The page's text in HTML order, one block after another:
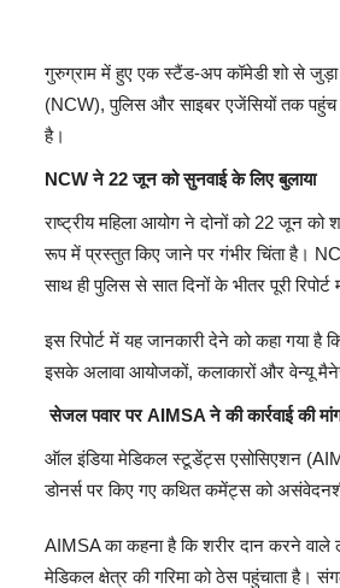
गुरुग्राम में हुए एक स्टैंड-अप कॉमेडी शो से जुड़ा
(NCW), पुलिस और साइबर एजेंसियों तक पहुंच
है।
NCW ने 22 जून को सुनवाई के लिए बुलाया
राष्ट्रीय महिला आयोग ने दोनों को 22 जून
रूप में प्रस्तुत किए जाने पर गंभीर चिंता है।
साथ ही पुलिस से सात दिनों के भीतर पूरी रिपोर्ट
इस रिपोर्ट में यह जानकारी देने को कहा गया
इसके अलावा आयोजकों, कलाकारों और वेन्यू
सेजल पवार पर AIMSA ने की कार्रवाई की
ऑल इंडिया मेडिकल स्टूडेंट्स एसोसिएशन
डोनर्स पर किए गए कथित कमेंट्स को
AIMSA का कहना है कि शरीर दान करने वाले
मेडिकल क्षेत्र की गरिमा को ठेस पहुंचाता है।